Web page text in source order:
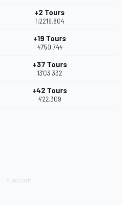
+2 Tours
1:22'16.804
+19 Tours
47'50.744
+37 Tours
13'03.332
+42 Tours
4'22.309